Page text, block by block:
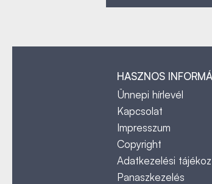
HASZNOS
Ünnepi hírlevél
Kapcsolat
Impresszum
Copyright
Adatkezelési
Panaszkezelés